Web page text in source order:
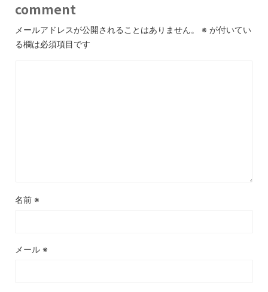
comment
メールアドレスが公開されることはありません。 ※ が付いてい
る欄は必須項目です
名前 ※
メール ※